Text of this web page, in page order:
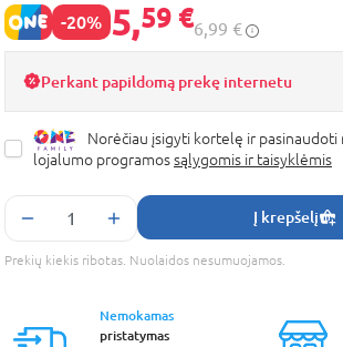
-20% 5,59 €6,99 €
Perkant papildomą prekę internetu
Norėčiau įsigyti kortelę ir pasinaudoti
lojalumo programossąlygomis ir taisyklėmis
Į krepšelį
Prekių kiekis ribotas. Nuolaidos nesumuojamos.
Nemokamas
pristatymas